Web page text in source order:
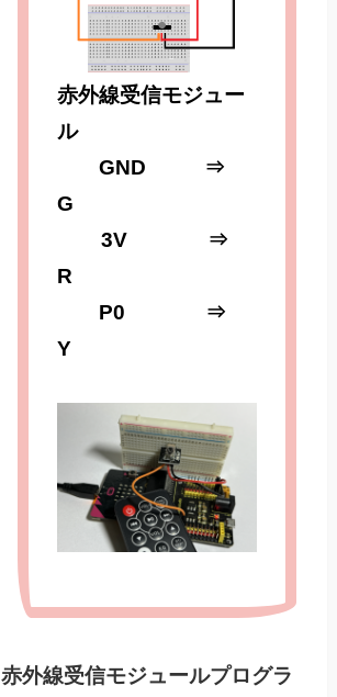
赤外線受信モジュー
ル
GND ⇒
G
3V ⇒
R
P0 ⇒
Y
赤外線受信モジュールプログラ